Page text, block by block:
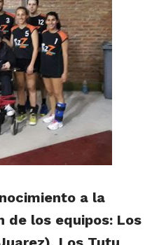
a la
de los equipos: Los